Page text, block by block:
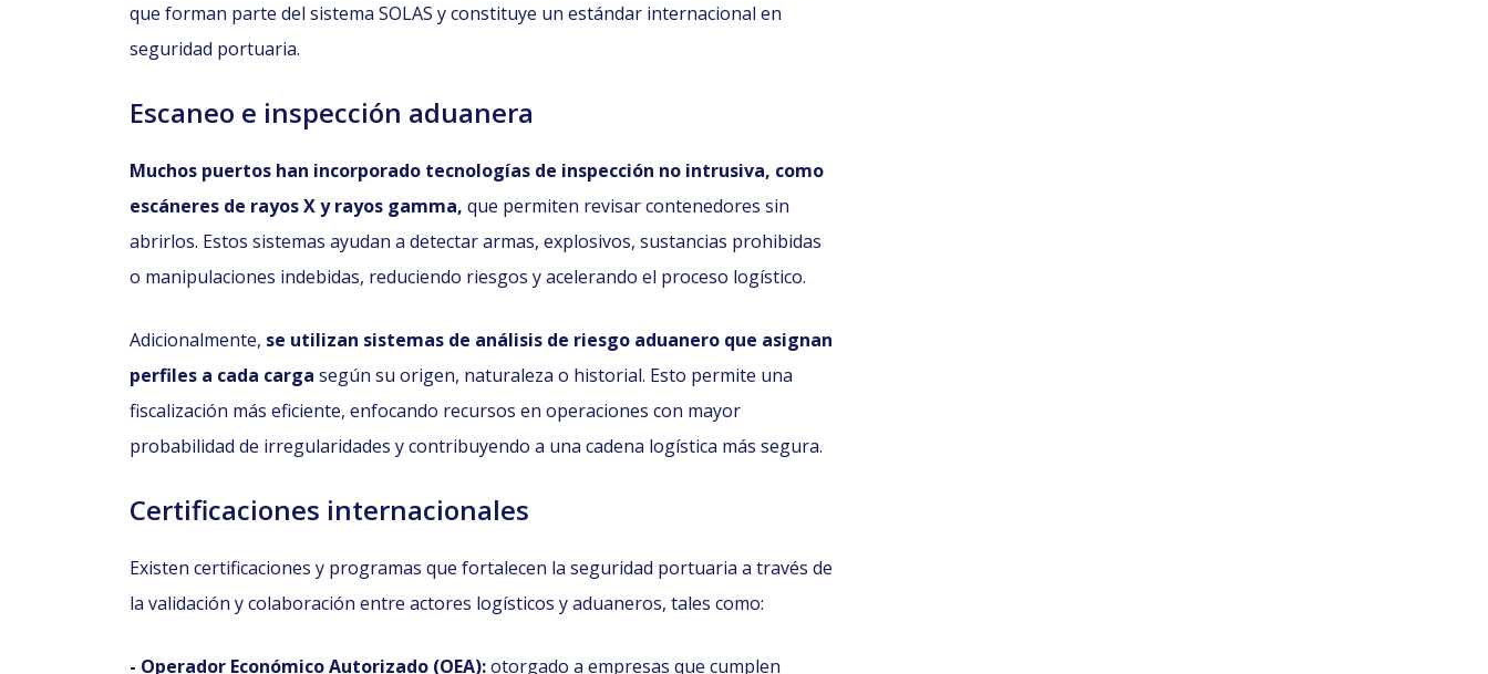
que forman parte del sistema SOLAS y constituye un estándar internacional en
seguridad portuaria.
Escaneo e inspección aduanera
Muchos puertos han incorporado tecnologías de inspección no intrusiva, como
escáneres de rayos X y rayos gamma, que permiten revisar contenedores sin
abrirlos. Estos sistemas ayudan a detectar armas, explosivos, sustancias prohibidas
o manipulaciones indebidas, reduciendo riesgos y acelerando el proceso logístico.
Adicionalmente, se utilizan sistemas de análisis de riesgo aduanero que asignan
perfiles a cada carga según su origen, naturaleza o historial. Esto permite una
fiscalización más eficiente, enfocando recursos en operaciones con mayor
probabilidad de irregularidades y contribuyendo a una cadena logística más segura.
Certificaciones internacionales
Existen certificaciones y programas que fortalecen la seguridad portuaria a través de
la validación y colaboración entre actores logísticos y aduaneros, tales como:
- Operador Económico Autorizado (OEA):otorgado a empresas que cumplen